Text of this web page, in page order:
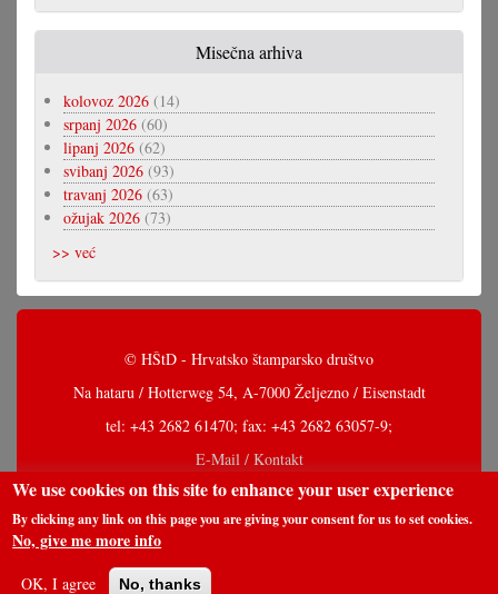
Misečna arhiva
kolovoz 2026 (14)
srpanj 2026 (60)
lipanj 2026 (62)
svibanj 2026 (93)
travanj 2026 (63)
ožujak 2026 (73)
>> već
© HŠtD - Hrvatsko štamparsko društvo
Na hataru / Hotterweg 54, A-7000 Željezno / Eisenstadt
tel: +43 2682 61470; fax: +43 2682 63057-9;
E-Mail / Kontakt
We use cookies on this site to enhance your user experience
By clicking any link on this page you are giving your consent for us to set cookies.
No, give me more info
OK, I agree No, thanks